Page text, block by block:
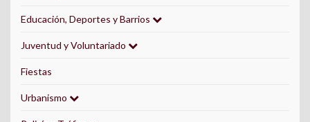
Educación, Deportes y Barrios
Juventud y Voluntariado
Fiestas
Urbanismo